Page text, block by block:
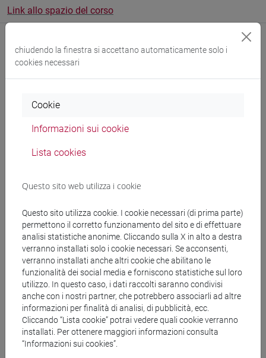
Link allo spazio del corso
Materiali didattici
Materiali su Moodle
Corsi di studio e percorsi
[CT5] SCIENZE AMBIENTALI - Laurea
chiudendo la finestra si accettano automaticamente solo i
cookies necessari
Cookie
Informazioni sui cookie
Lista cookies
Questo sito web utilizza i cookie
Questo sito utilizza cookie. I cookie necessari (di prima parte)
permettono il corretto funzionamento del sito e di effettuare
analisi statistiche anonime. Cliccando sulla X in alto a destra
verranno installati solo i cookie necessari. Se acconsenti,
verranno installati anche altri cookie che abilitano le
funzionalità dei social media e forniscono statistiche sul loro
utilizzo. In questo caso, i dati raccolti saranno condivisi
anche con i nostri partner, che potrebbero associarli ad altre
informazioni per finalità di analisi, di pubblicità, ecc.
Cliccando “Lista cookie” potrai vedere quali cookie verranno
installati. Per ottenere maggiori informazioni consulta
“Informazioni sui cookies”.